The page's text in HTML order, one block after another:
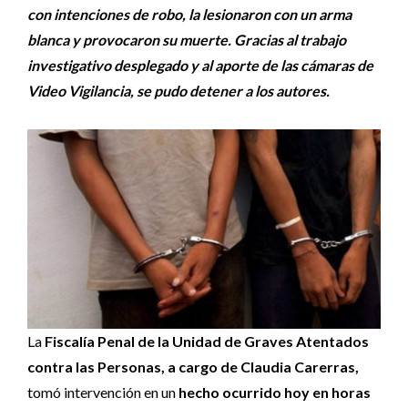
con intenciones de robo, la lesionaron con un arma
blanca y provocaron su muerte. Gracias al trabajo
investigativo desplegado y al aporte de las cámaras de
Video Vigilancia, se pudo detener a los autores.
La Fiscalía Penal de la Unidad de Graves Atentados
contra las Personas, a cargo de Claudia Carerras,
tomó intervención en un hecho ocurrido hoy en horas